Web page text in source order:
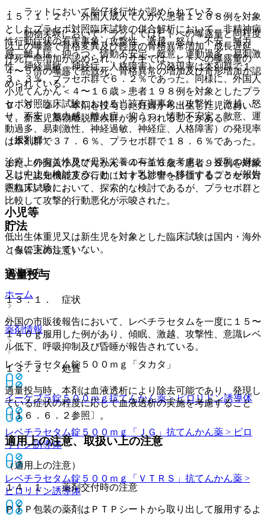
１５．１．２． 外国人成人てんかん患者１２０８例を対象
としたプラセボ対照臨床試験の併合解析において、非精神病
性行動症状の有害事象（攻撃性、激越、怒り、不安、無力
感、離人症、抑うつ、情動不安定、敵意、運動過多、易刺激
性、神経過敏、神経症、人格障害）の発現率は本剤群で１
３．３％、プラセボ群で６．２％であった。同様に、外国人
小児てんかん＜４〜１６歳＞患者１９８例を対象としたプラ
セボ対照臨床試験における当該有害事象（攻撃性、激越、怒
り、不安、無力感、離人症、抑うつ、情動不安定、敵意、運
動過多、易刺激性、神経過敏、神経症、人格障害）の発現率
は本剤群で３７．６％、プラセボ群で１８．６％であった。
また、外国人小児てんかん＜４〜１６歳＞患者９８例を対象
とした認知機能及び行動に対する影響を評価するプラセボ対
照臨床試験において、探索的な検討であるが、プラセボ群と
比較して攻撃的行動悪化が示唆された。
貯法
（保管上の注意）
室温保存。
ホーム
薬剤情報
レベチラセタム錠５００ｍｇ「タカタ」
イーケプラ錠５００ｍｇ抗てんかん薬 > ピロリドン誘導体
レベチラセタム錠５００ｍｇ「ＪＧ」 抗てんかん薬 > ピロ
リドン誘導体
レベチラセタム錠５００ｍｇ「ＶＴＲＳ」 抗てんかん薬 >
ピロリドン誘導体
・ ラットにおいて胎仔移行性が認められている。
・ 動物実験において、ラットではヒトへの曝露量と同程度
以上の曝露で骨格変異及び軽度の骨格異常増加、成長遅延、
仔死亡率増加が認められ、ウサギでは、ヒトへの曝露量の
４〜５倍の曝露で胚致死、骨格異常の増加及び奇形増加が認
められている。
９．５．２． 本剤を投与した妊婦から出生した児におい
て、新生児薬物離脱症候群があらわれることがある。
（授乳婦）
治療上の有益性及び母乳栄養の有益性を考慮し、授乳の継続
又は中止を検討すること（ヒト乳汁中へ移行することが報告
されている）。
小児等
低出生体重児又は新生児を対象とした臨床試験は国内・海外
ともに実施していない。
過量投与
１３．１． 症状
外国の市販後報告において、レベチラセタムを一度に１５〜
１４０ｇ服用した例があり、傾眠、激越、攻撃性、意識レベ
ル低下、呼吸抑制及び昏睡が報告されている。
１３．２． 処置
過量投与時、本剤は血液透析により除去可能であり、発現し
ている症状の程度に応じて血液透析の実施を考慮すること
〔１６．６．２参照〕。
適用上の注意、取扱い上の注意
（適用上の注意）
１４．１． 薬剤交付時の注意
ＰＴＰ包装の薬剤はＰＴＰシートから取り出して服用するよ